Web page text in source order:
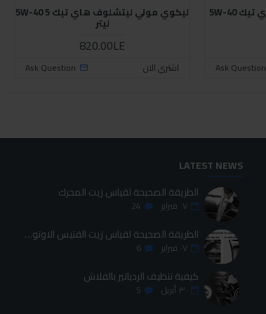
ليكوي مولي ليتشلوف هاي تيك 5W-40
Ask Question
ليكوي مولي ليتشلوف هاي تيك 5W-40 5
ليتر
820.00LE
اشتري الان Ask Question
LATEST NEWS
الطريقة الصحيحة لقياس زيت المحرك
٠٧ فبراير 24
الطريقة الصحيحة لقياس زيت الفتيس الاوتوماتيك
٠٧ فبراير 6
كيفية تنظيف الردياتير بالفلاش
٣٠ أبريل 5